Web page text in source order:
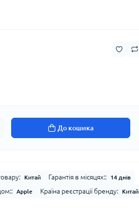
До кошика
Китай Гарантія в місяцях:: 14 днів
Apple Країна реєстрації бренду: Китай